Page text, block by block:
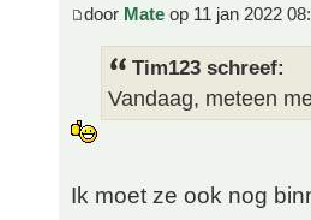
door Mate op 11 jan 2022
Tim123 schreef:
Vandaag, meteen
Ik moet ze ook nog